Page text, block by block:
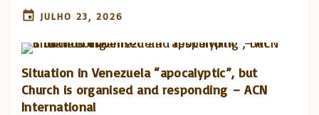
JULHO 23, 2026
Situation in Venezuela “apocalyptic”, but
Church is organised and responding – ACN
International